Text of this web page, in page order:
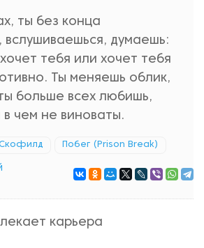
ты без конца
вслушиваешься, думаешь:
тебя или хочет тебя
Ты меняешь облик,
больше всех любишь,
в чем не виноваты.
Побег (Prison Break)
карьера